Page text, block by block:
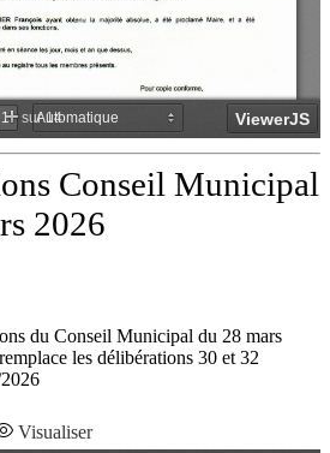
Conseil Municipal
2026
du Conseil Municipal du 28 mars
les délibérations 30 et 32
Visualiser